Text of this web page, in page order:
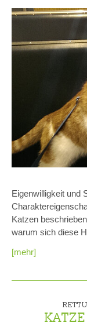
Eigenwilligkeit und
Katzen
warum sich diese
[mehr]